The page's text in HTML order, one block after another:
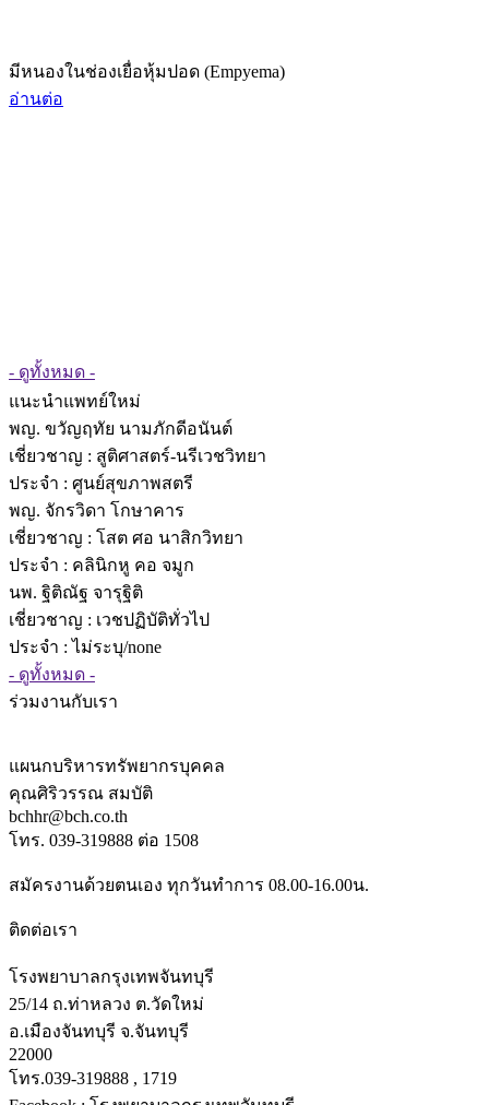
มีหนองในช่องเยื่อหุ้มปอด (Empyema)
อ่านต่อ
- ดูทั้งหมด -
แนะนำแพทย์ใหม่
พญ. ขวัญฤทัย นามภักดีอนันต์
เชี่ยวชาญ : สูติศาสตร์-นรีเวชวิทยา
ประจำ : ศูนย์สุขภาพสตรี
พญ. จักรวิดา โกษาคาร
เชี่ยวชาญ : โสต ศอ นาสิกวิทยา
ประจำ : คลินิกหู คอ จมูก
นพ. ฐิติณัฐ จารุฐิติ
เชี่ยวชาญ : เวชปฏิบัติทั่วไป
ประจำ : ไม่ระบุ/none
- ดูทั้งหมด -
ร่วมงานกับเรา
แผนกบริหารทรัพยากรบุคคล
คุณศิริวรรณ สมบัติ
bchhr@bch.co.th
โทร. 039-319888 ต่อ 1508
สมัครงานด้วยตนเอง ทุกวันทำการ 08.00-16.00น.
ติดต่อเรา
โรงพยาบาลกรุงเทพจันทบุรี
25/14 ถ.ท่าหลวง ต.วัดใหม่
อ.เมืองจันทบุรี จ.จันทบุรี
22000
โทร.039-319888 , 1719